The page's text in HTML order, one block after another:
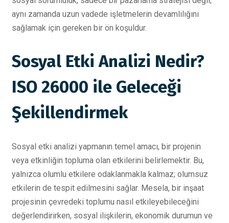
aynı zamanda uzun vadede işletmelerin devamlılığını
sağlamak için gereken bir ön koşuldur.
Sosyal Etki Analizi Nedir?
ISO 26000 ile Geleceği
Şekillendirmek
Sosyal etki analizi yapmanın temel amacı, bir projenin
veya etkinliğin topluma olan etkilerini belirlemektir. Bu,
yalnızca olumlu etkilere odaklanmakla kalmaz; olumsuz
etkilerin de tespit edilmesini sağlar. Mesela, bir inşaat
projesinin çevredeki toplumu nasıl etkileyebileceğini
değerlendirirken, sosyal ilişkilerin, ekonomik durumun ve